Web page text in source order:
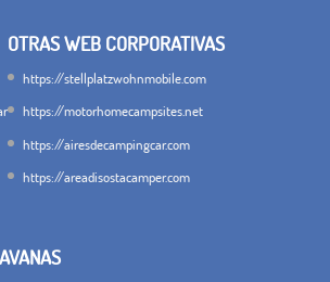
OTRAS WEB CORPORATIVAS
https://stellplatzwohnmobile.com
https://motorhomecampsites.net
https://airesdecampingcar.com
https://areadisostacamper.com